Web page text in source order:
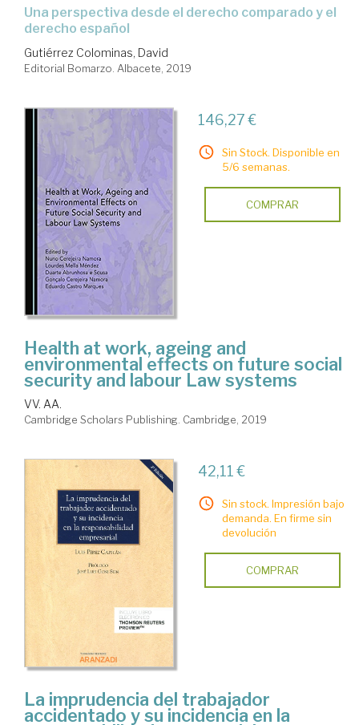
una perspectiva desde el derecho comparado y el
derecho español
Gutiérrez Colominas, David
Editorial Bomarzo. Albacete, 2019
146,27 €
Sin Stock. Disponible en
5/6 semanas.
COMPRAR
Health at work, ageing and
environmental effects on future social
security and labour Law systems
VV. AA.
Cambridge Scholars Publishing. Cambridge, 2019
42,11 €
Sin stock. Impresión bajo
demanda. En firme sin
devolución
COMPRAR
La imprudencia del trabajador
accidentado y su incidencia en la